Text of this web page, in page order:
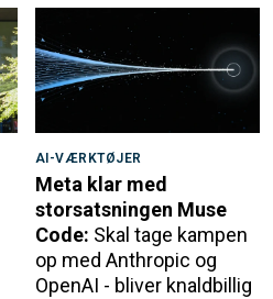
AI-VÆRKTØJER
Meta klar med
storsatsningen Muse
Code: Skal tage kampen
op med Anthropic og
OpenAI - bliver knaldbillig